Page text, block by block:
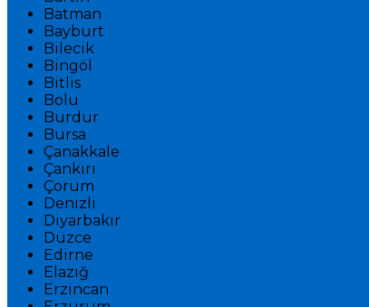
Batman
Bayburt
Bilecik
Bingöl
Bitlis
Bolu
Burdur
Bursa
Çanakkale
Çankırı
Çorum
Denizli
Diyarbakır
Düzce
Edirne
Elazığ
Erzincan